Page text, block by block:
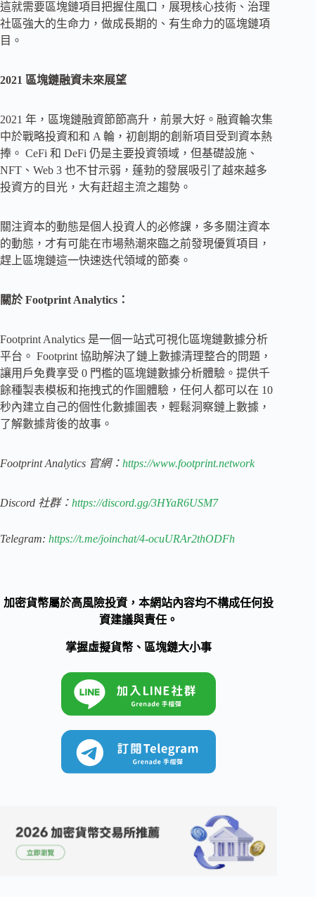
這就需要區塊鏈項目把握住風口，展現核心技術、治理
社區強大的生命力，做成長期的、有生命力的區塊鏈項
目。
2021 區塊鏈融資未來展望
2021 年，區塊鏈融資節節高升，前景大好。融資輪次集
中於戰略投資和和 A 輪，初創期的創新項目受到資本熱
捧。 CeFi 和 DeFi 仍是主要投資領域，但基礎設施、
NFT、Web 3 也不甘示弱，蓬勃的發展吸引了越來越多
投資方的目光，大有赶超主流之趨勢。
關注資本的動態是個人投資人的必修課，多多關注資本
的動態，才有可能在市場熱潮來臨之前發現優質項目，
趕上區塊鏈這一快速迭代領域的節奏。
關於 Footprint Analytics：
Footprint Analytics 是一個一站式可視化區塊鏈數據分析
平台。 Footprint 協助解決了鏈上數據清理整合的問題，
讓用戶免費享受 0 門檻的區塊鏈數據分析體驗。提供千
餘種製表模板和拖拽式的作圖體驗，任何人都可以在 10
秒內建立自己的個性化數據圖表，輕鬆洞察鏈上數據，
了解數據背後的故事。
Footprint Analytics 官網： https://www.footprint.network
Discord 社群： https://discord.gg/3HYaR6USM7
Telegram: https://t.me/joinchat/4-ocuURAr2thODFh
加密貨幣屬於高風險投資，本網站內容均不構成任何投
資建議與責任。
掌握虛擬貨幣、區塊鏈大小事